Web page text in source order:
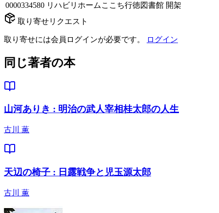
0000334580 リハビリホームここち行徳図書館 開架
取り寄せリクエスト
取り寄せには会員ログインが必要です。 ログイン
同じ著者の本
山河ありき : 明治の武人宰相桂太郎の人生
古川 薫
天辺の椅子 : 日露戦争と児玉源太郎
古川 薫